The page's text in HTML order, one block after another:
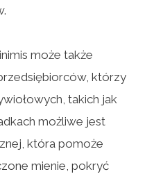
może także
którzy
takich jak
możliwe jest
która pomoże
mienie, pokryć